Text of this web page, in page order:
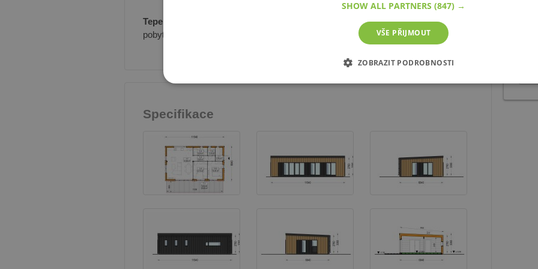
Tepelný komfort:
což zajišťuje pohodlí i při delších
pobytech.
Specifikace
SHOW ALL PARTNERS (847) →
VŠE PŘIJMOUT
ZOBRAZIT PODROBNOSTI
NEZBYTNĚ NUTNÉ SOUBORY VÝKONOVÉ SOUBORY SOUBORY CÍLENÍ
Nezbytně nutné soubory cookie umožňují základní funkce webových stránek, jako je přihlášení uživatele a správa
bez nezbytně nutných souborů cookie správně používat.
Název
používaný k udržování proměnných relací uživatelů. Obvykle se
číslo, jeho použití může být specifické pro daný web, ale dobrým
přihlášeného stavu uživatele mezi stránkami.